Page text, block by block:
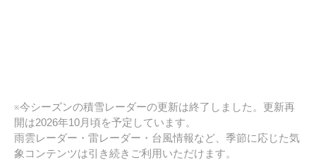
※今シーズンの積雪レーダーの更新は終了しました。更新再
開は2026年10月頃を予定しています。
雨雲レーダー・雷レーダー・台風情報など、季節に応じた気
象コンテンツは引き続きご利用いただけます。